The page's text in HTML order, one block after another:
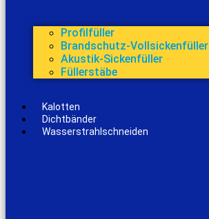
Profilfüller
Brandschutz-Vollsickenfüller
Akustik-Sickenfüller
Füllerstäbe
Kalotten
Dichtbänder
Wasserstrahlschneiden